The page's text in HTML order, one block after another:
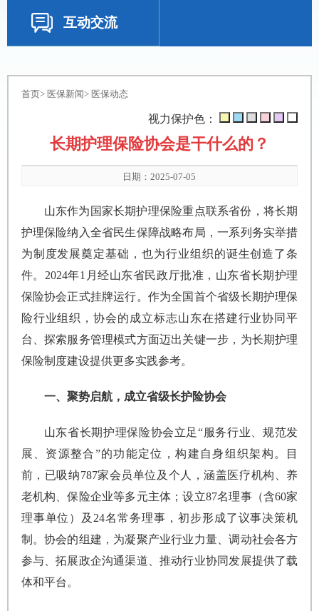
互动交流
首页> 医保新闻> 医保动态
视力保护色：
长期护理保险协会是干什么的？
日期：2025-07-05
山东作为国家长期护理保险重点联系省份，将长期
护理保险纳入全省民生保障战略布局，一系列务实举措
为制度发展奠定基础，也为行业组织的诞生创造了条
件。2024年1月经山东省民政厅批准，山东省长期护理
保险协会正式挂牌运行。作为全国首个省级长期护理保
险行业组织，协会的成立标志山东在搭建行业协同平
台、探索服务管理模式方面迈出关键一步，为长期护理
保险制度建设提供更多实践参考。
一、聚势启航，成立省级长护险协会
山东省长期护理保险协会立足“服务行业、规范发
展、资源整合”的功能定位，构建自身组织架构。目
前，已吸纳787家会员单位及个人，涵盖医疗机构、养
老机构、保险企业等多元主体；设立87名理事（含60家
理事单位）及24名常务理事，初步形成了议事决策机
制。协会的组建，为凝聚产业行业力量、调动社会各方
参与、拓展政企沟通渠道、推动行业协同发展提供了载
体和平台。